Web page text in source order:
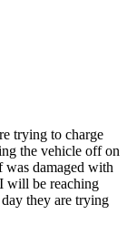
trying to charge
the vehicle off on
damaged with
will be reaching
they are trying